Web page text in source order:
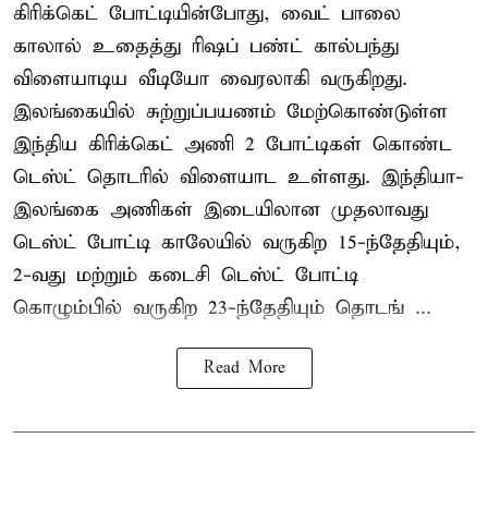
கிரிக்கெட் போட்டியின்போது, வைட் பாலை
காலால் உதைத்து ரிஷப் பண்ட் கால்பந்து
விளையாடிய வீடியோ வைரலாகி வருகிறது.
இலங்கையில் சுற்றுப்பயணம் மேற்கொண்டுள்ள
இந்திய கிரிக்கெட் அணி 2 போட்டிகள் கொண்ட
டெஸ்ட் தொடரில் விளையாட உள்ளது. இந்தியா-
இலங்கை அணிகள் இடையிலான முதலாவது
டெஸ்ட் போட்டி காலேயில் வருகிற 15-ந்தேதியும்,
2-வது மற்றும் கடைசி டெஸ்ட் போட்டி
கொழும்பில் வருகிற 23-ந்தேதியும் தொடங் ...
Read More